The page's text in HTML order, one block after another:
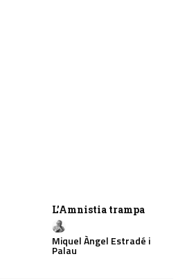
L’Amnistia trampa
Miquel Àngel Estradé i
Palau